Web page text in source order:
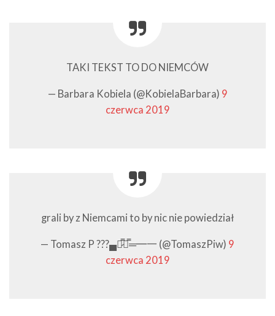
TAKI TEKST TO DO NIEMCÓW
— Barbara Kobiela (@KobielaBarbara) 9
czerwca 2019
grali by z Niemcami to by nic nie powiedział
— Tomasz P ???▄︻̷̿┻̿═━一 (@TomaszPiw) 9
czerwca 2019